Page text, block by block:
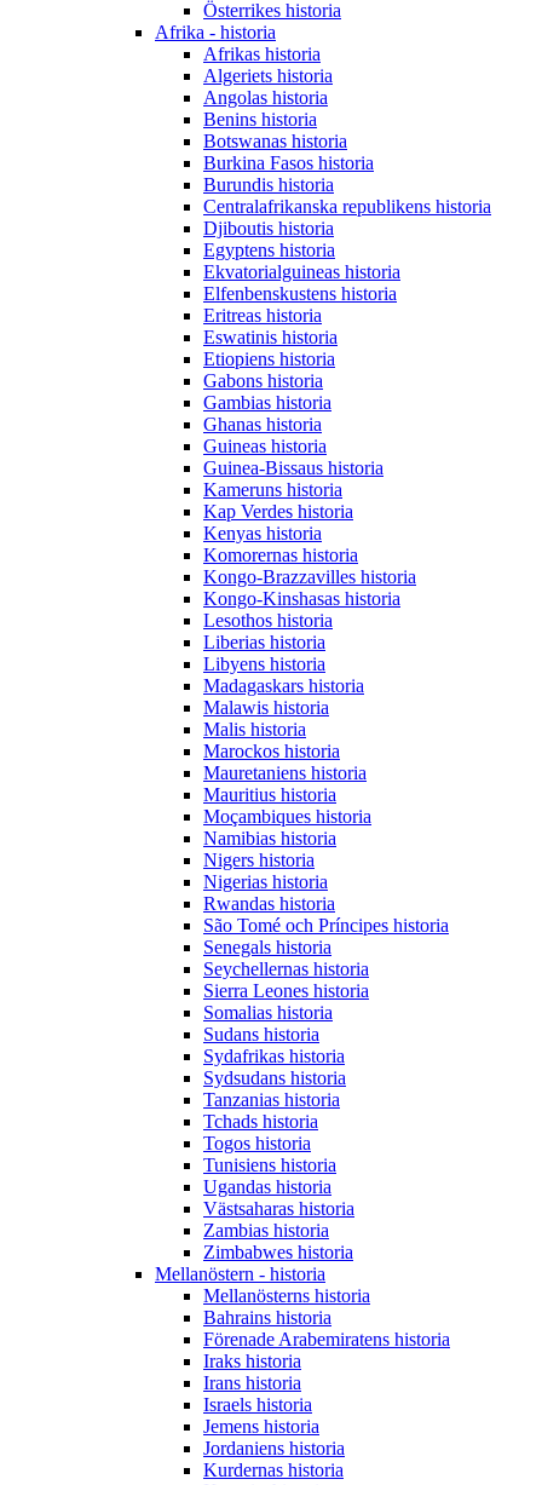
Österrikes historia
Afrika - historia
Afrikas historia
Algeriets historia
Angolas historia
Benins historia
Botswanas historia
Burkina Fasos historia
Burundis historia
Centralafrikanska republikens historia
Djiboutis historia
Egyptens historia
Ekvatorialguineas historia
Elfenbenskustens historia
Eritreas historia
Eswatinis historia
Etiopiens historia
Gabons historia
Gambias historia
Ghanas historia
Guineas historia
Guinea-Bissaus historia
Kameruns historia
Kap Verdes historia
Kenyas historia
Komorernas historia
Kongo-Brazzavilles historia
Kongo-Kinshasas historia
Lesothos historia
Liberias historia
Libyens historia
Madagaskars historia
Malawis historia
Malis historia
Marockos historia
Mauretaniens historia
Mauritius historia
Moçambiques historia
Namibias historia
Nigers historia
Nigerias historia
Rwandas historia
São Tomé och Príncipes historia
Senegals historia
Seychellernas historia
Sierra Leones historia
Somalias historia
Sudans historia
Sydafrikas historia
Sydsudans historia
Tanzanias historia
Tchads historia
Togos historia
Tunisiens historia
Ugandas historia
Västsaharas historia
Zambias historia
Zimbabwes historia
Mellanöstern - historia
Mellanösterns historia
Bahrains historia
Förenade Arabemiratens historia
Iraks historia
Irans historia
Israels historia
Jemens historia
Jordaniens historia
Kurdernas historia